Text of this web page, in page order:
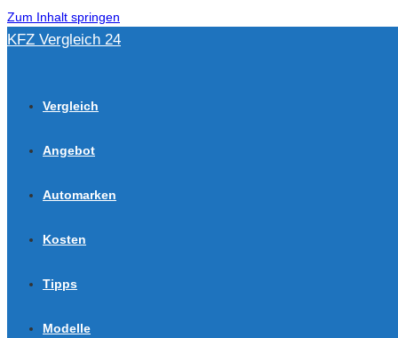
Zum Inhalt springen
KFZ Vergleich 24
Vergleich
Angebot
Automarken
Kosten
Tipps
Modelle